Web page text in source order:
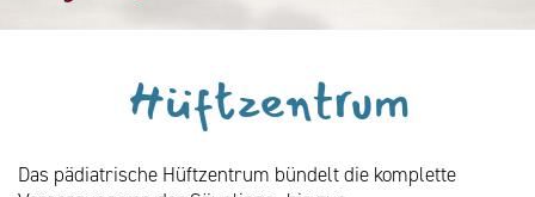
Hüftzentrum
Das pädiatrische Hüftzentrum bündelt die komplette